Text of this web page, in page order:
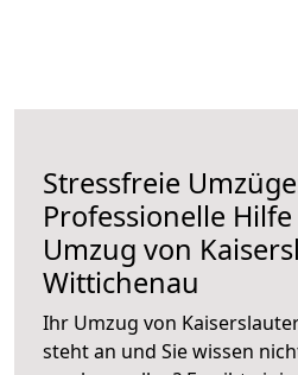
Stressfreie
Professionelle
Umzug von
Wittichenau
Ihr Umzug von
steht an und Sie wissen